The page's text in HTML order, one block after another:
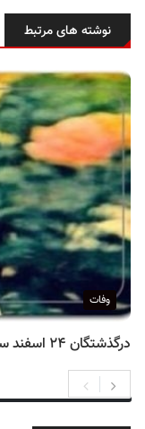
نوشته های مرتبط
وفات
درگذشتگان ۲۴ اسفند سینما ، تئاتر و موسیقی؛ حسین امیرفضلی